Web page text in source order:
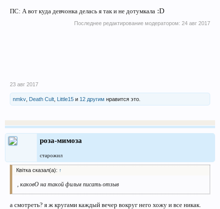
ПС: А вот куда девчонка делась я так и не дотумкала :D
Последнее редактирование модератором: 24 авг 2017
23 авг 2017
nmkv Death Cult Little15 и 12 другим нравится это.
роза-мимоза
старожил
Квітка сказал(а): ↑
, каковО на такой фильм писать отзыв
а смотреть? я ж кругами каждый вечер вокруг него хожу и все никак.